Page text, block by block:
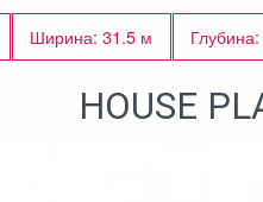
Ширина: 31.5 м
HOUSE